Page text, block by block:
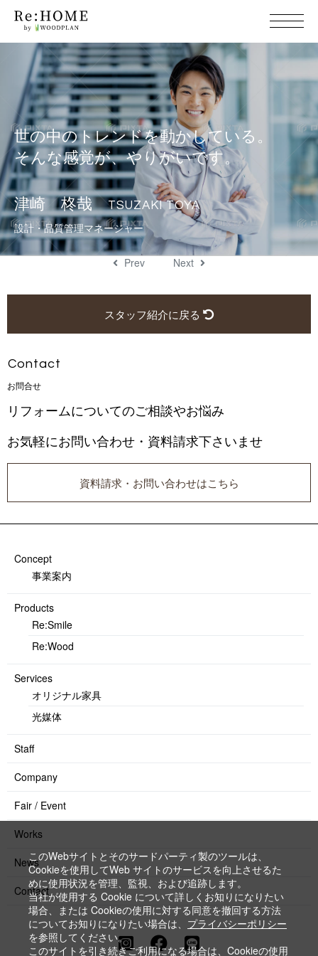
世の中のトレンドを動かしている。
そんな感覚が、やりがいです。
津崎 柊哉TSUZAKI TOYA
設計・品質管理マネ ー ジ ャ ー
Prev Next
スタッフ紹介に戻る
Con t a c t
お 問 合 せ
リフォームについてのご相談やお悩み
お気軽にお問い合わせ・資料請求下さいませ
資料請求・お問い合わせはこちら
Concept
事業案内
Products
Re:Smile
Re:Wood
Services
オリジナル家具
光媒体
Staff
Company
Fair / Event
Works
News
Contact
このWebサイトとそのサードパーティ製のツールは、
Cookieを使用してWeb サイトのサービスを向上させるた
めに使用状況を管理、監視、および追跡します。
当社が使用する Cookie について詳しくお知りになりたい
場合、または Cookieの使用に対する同意を撤回する方法
についてお知りになりたい場合は、 プライバシーポリシー
を参照してください。
このサイトを引き続きご利用になる場合は、Cookieの使用